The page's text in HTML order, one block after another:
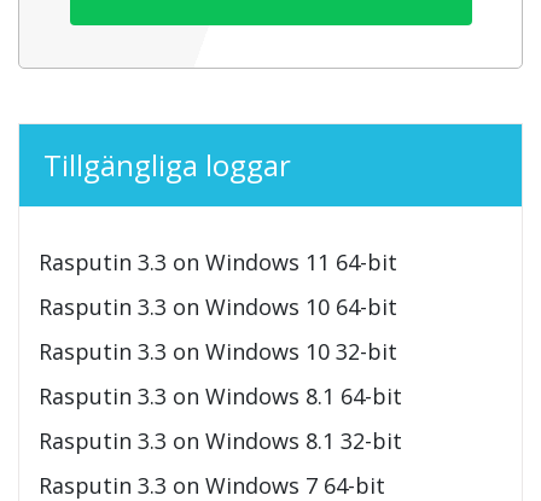
Tillgängliga loggar
Rasputin 3.3 on Windows 11 64-bit
Rasputin 3.3 on Windows 10 64-bit
Rasputin 3.3 on Windows 10 32-bit
Rasputin 3.3 on Windows 8.1 64-bit
Rasputin 3.3 on Windows 8.1 32-bit
Rasputin 3.3 on Windows 7 64-bit